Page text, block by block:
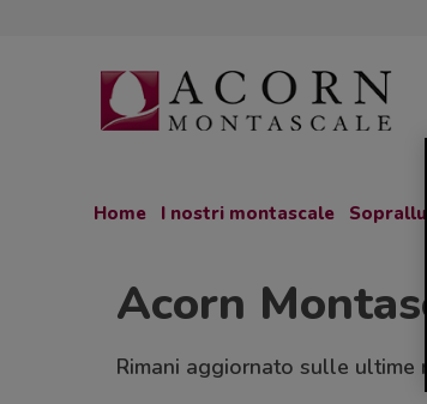
Home I nostri montascale
Acorn
Rimani aggiornato sulle